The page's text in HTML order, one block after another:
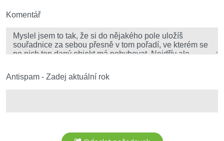
Fórum
Kybernetická bezpečnost
Komentář
Antispam - Zadej aktuální rok